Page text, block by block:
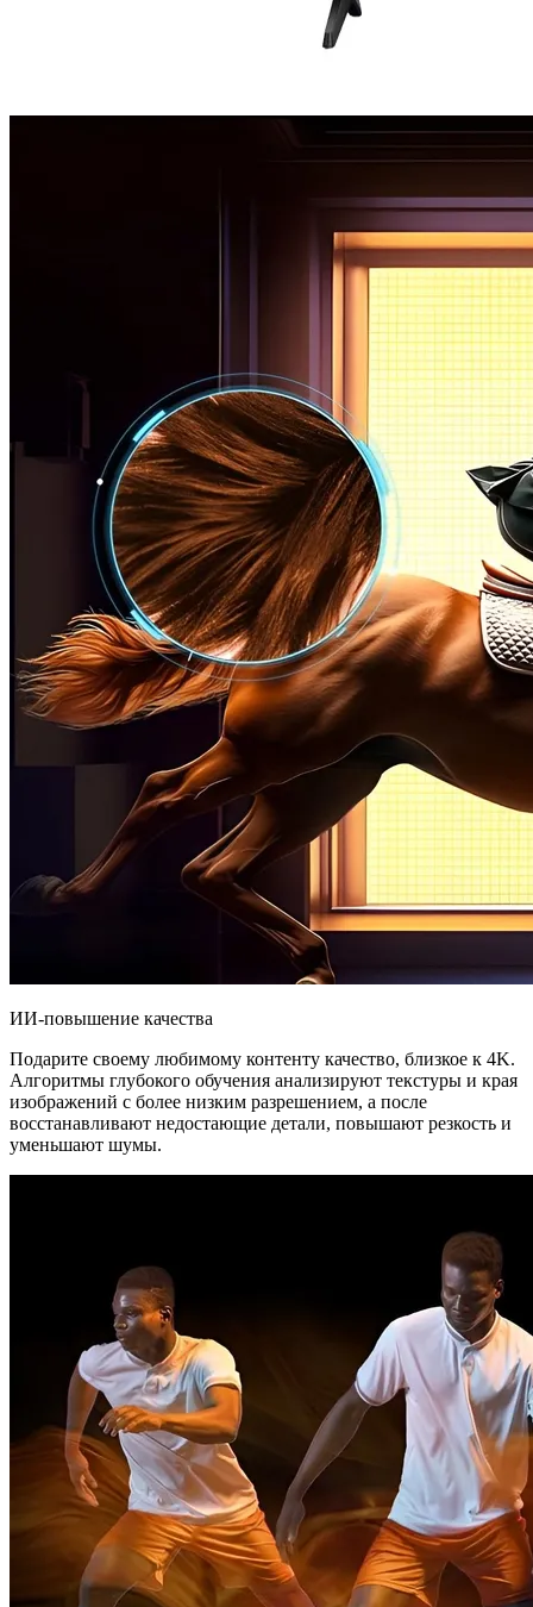
ИИ-повышение качества
Подарите своему любимому контенту качество, близкое к 4K.
Алгоритмы глубокого обучения анализируют текстуры и края
изображений с более низким разрешением, а после
восстанавливают недостающие детали, повышают резкость и
уменьшают шумы.